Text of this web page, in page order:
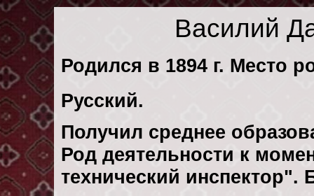
Василий
Родился в 1894 г. Место
Русский.
Получил среднее
Род деятельности к
технический